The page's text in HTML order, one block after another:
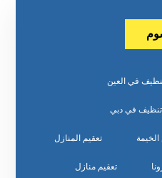
في العين
في دبي
تعقيم المنازل
تعقيم منازل